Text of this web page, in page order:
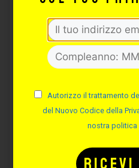
Autorizzo il trattamento
del Nuovo Codice della
nostra politica